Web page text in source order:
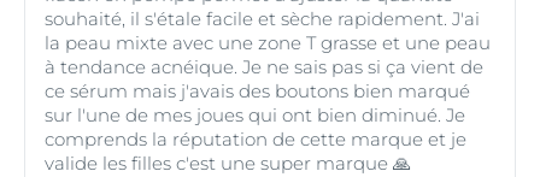
souhaité, il s'étale facile et sèche rapidement. ‎J'ai
la peau mixte avec une zone T grasse et une peau
à tendance acnéique. ‎Je ne sais pas si ça vient de
ce sérum mais j'avais des boutons bien marqué
sur l'une de mes joues qui ont bien diminué. ‎Je
comprends la réputation de cette marque et je
valide les filles c'est une super marque 🙏